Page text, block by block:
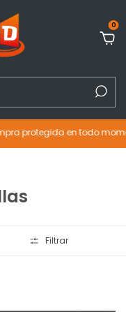
0
en todo momento
Filtrar